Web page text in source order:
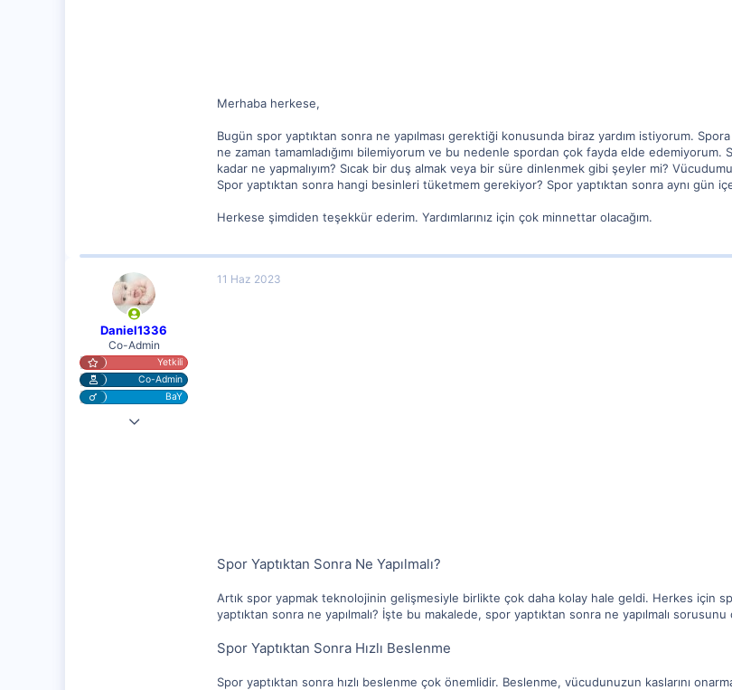
Merhaba herkese,
Bugün spor yaptıktan sonra ne yapılması gerektiği konusunda biraz yardım istiyorum.
ne zaman tamamladığımı bilemiyorum ve bu nedenle spordan çok fayda elde
kadar ne yapmalıyım? Sıcak bir duş almak veya bir süre dinlenmek gibi şeyler mi?
Spor yaptıktan sonra hangi besinleri tüketmem gerekiyor? Spor yaptıktan sonra aynı gün
Herkese şimdiden teşekkür ederim. Yardımlarınız için çok minnettar olacağım.
Daniel1336
Co-Admin
Yetkili
Co-Admin
BaY
4 Nis 2023
11 Haz 2023
Spor Yaptıktan Sonra Ne Yapılmalı?
Artık spor yapmak teknolojinin gelişmesiyle birlikte çok daha kolay hale geldi. Herkes için
yaptıktan sonra ne yapılmalı? İşte bu makalede, spor yaptıktan sonra ne yapılmalı sorusunu
Spor Yaptıktan Sonra Hızlı Beslenme
Spor yaptıktan sonra hızlı beslenme çok önemlidir. Beslenme, vücudunuzun kaslarını